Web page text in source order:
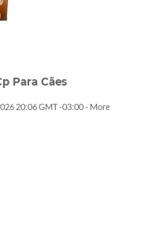
Para Cães
20:06 GMT -03:00 - More